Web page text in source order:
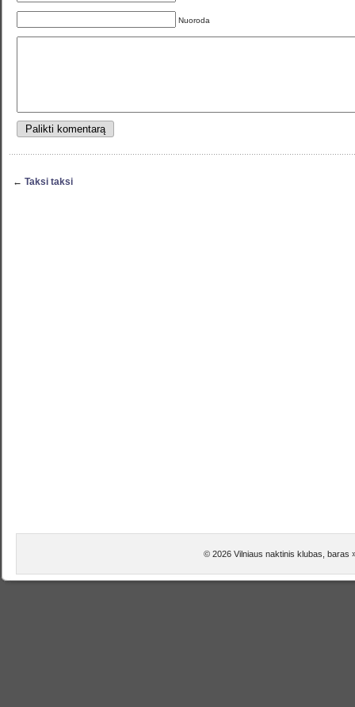
Nuoroda
← Taksi taksi
© 2026 Vilniaus naktinis klubas, baras